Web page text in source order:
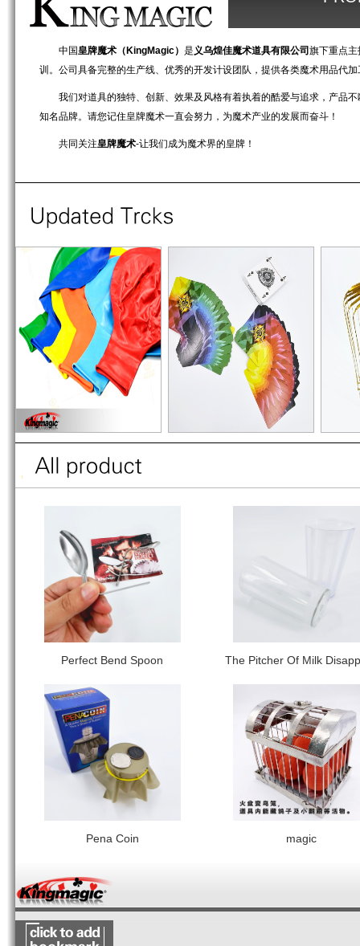
中国皇牌魔术（KingMagic） 是 义乌煌佳魔术道具有限公司 旗下重点
训。公司具备完整的生产线、优秀的开发计设团队，提供各类魔术用品代
我们对道具的独特、创新、效果及风格有着执着的酷爱与追求，产品
知名品牌。请您记住皇牌魔术一直会努力，为魔术产业的发展而奋斗！
共同关注皇牌魔术-让我们成为魔术界的皇牌！
Perfect Bend Spoon The Pitcher Of Milk
Pena Coin magic